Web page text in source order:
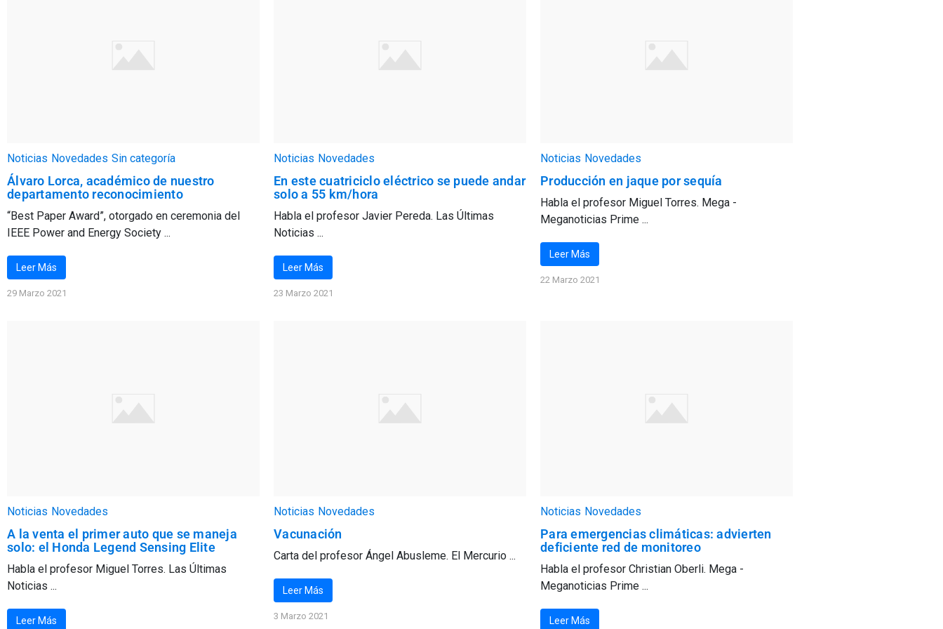
Noticias Novedades Sin categoría
Álvaro Lorca, académico de nuestro
departamento reconocimiento
“Best Paper Award”, otorgado en ceremonia del
IEEE Power and Energy Society ...
Leer Más
29 Marzo 2021
Noticias Novedades
En este cuatriciclo eléctrico se puede andar
solo a 55 km/hora
Habla el profesor Javier Pereda. Las Últimas
Noticias ...
Leer Más
23 Marzo 2021
Noticias Novedades
Producción en jaque por sequía
Habla el profesor Miguel Torres. Mega -
Meganoticias Prime ...
Leer Más
22 Marzo 2021
Noticias Novedades
A la venta el primer auto que se maneja
solo: el Honda Legend Sensing Elite
Habla el profesor Miguel Torres. Las Últimas
Noticias ...
Leer Más
Noticias Novedades
Vacunación
Carta del profesor Ángel Abusleme. El Mercurio ...
Leer Más
3 Marzo 2021
Noticias Novedades
Para emergencias climáticas: advierten
deficiente red de monitoreo
Habla el profesor Christian Oberli. Mega -
Meganoticias Prime ...
Leer Más